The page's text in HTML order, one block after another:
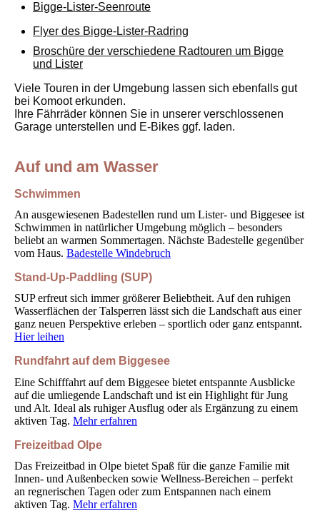
Bigge-Lister-Seenroute
Flyer des Bigge-Lister-Radring
Broschüre der verschiedene Radtouren um Bigge
und Lister
Viele Touren in der Umgebung lassen sich ebenfalls gut
bei Komoot erkunden.
Ihre Fährräder können Sie in unserer verschlossenen
Garage unterstellen und E-Bikes ggf. laden.
Auf und am Wasser
Schwimmen
An ausgewiesenen Badestellen rund um Lister- und Biggesee ist
Schwimmen in natürlicher Umgebung möglich – besonders
beliebt an warmen Sommertagen. Nächste Badestelle gegenüber
vom Haus. Badestelle Windebruch
Stand-Up-Paddling (SUP)
SUP erfreut sich immer größerer Beliebtheit. Auf den ruhigen
Wasserflächen der Talsperren lässt sich die Landschaft aus einer
ganz neuen Perspektive erleben – sportlich oder ganz entspannt.
Hier leihen
Rundfahrt auf dem Biggesee
Eine Schifffahrt auf dem Biggesee bietet entspannte Ausblicke
auf die umliegende Landschaft und ist ein Highlight für Jung
und Alt. Ideal als ruhiger Ausflug oder als Ergänzung zu einem
aktiven Tag. Mehr erfahren
Freizeitbad Olpe
Das Freizeitbad in Olpe bietet Spaß für die ganze Familie mit
Innen- und Außenbecken sowie Wellness-Bereichen – perfekt
an regnerischen Tagen oder zum Entspannen nach einem
aktiven Tag. Mehr erfahren